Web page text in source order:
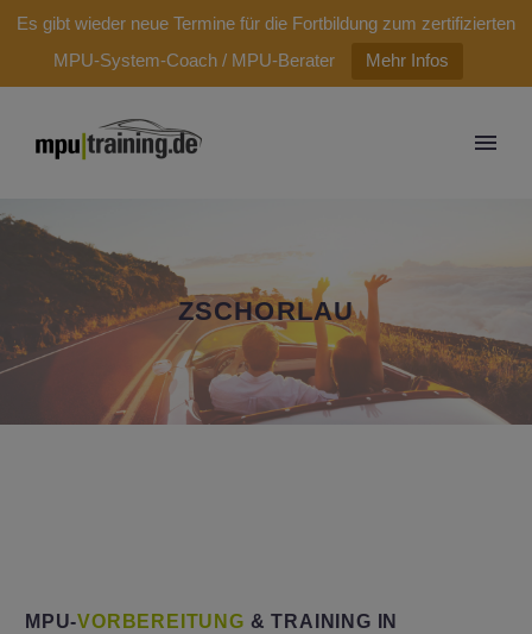
Es gibt wieder neue Termine für die Fortbildung zum zertifizierten
MPU-System-Coach / MPU-Berater
Mehr Infos
ZSCHORLAU
MPU-VORBEREITUNG & TRAINING IN
modal-check